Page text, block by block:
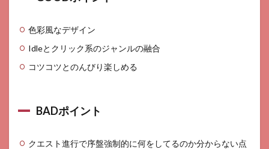
色彩風なデザイン
Idleとクリック系のジャンルの融合
コツコツとのんびり楽しめる
BADポイント
クエスト進行で序盤強制的に何をしてるのか分からない点